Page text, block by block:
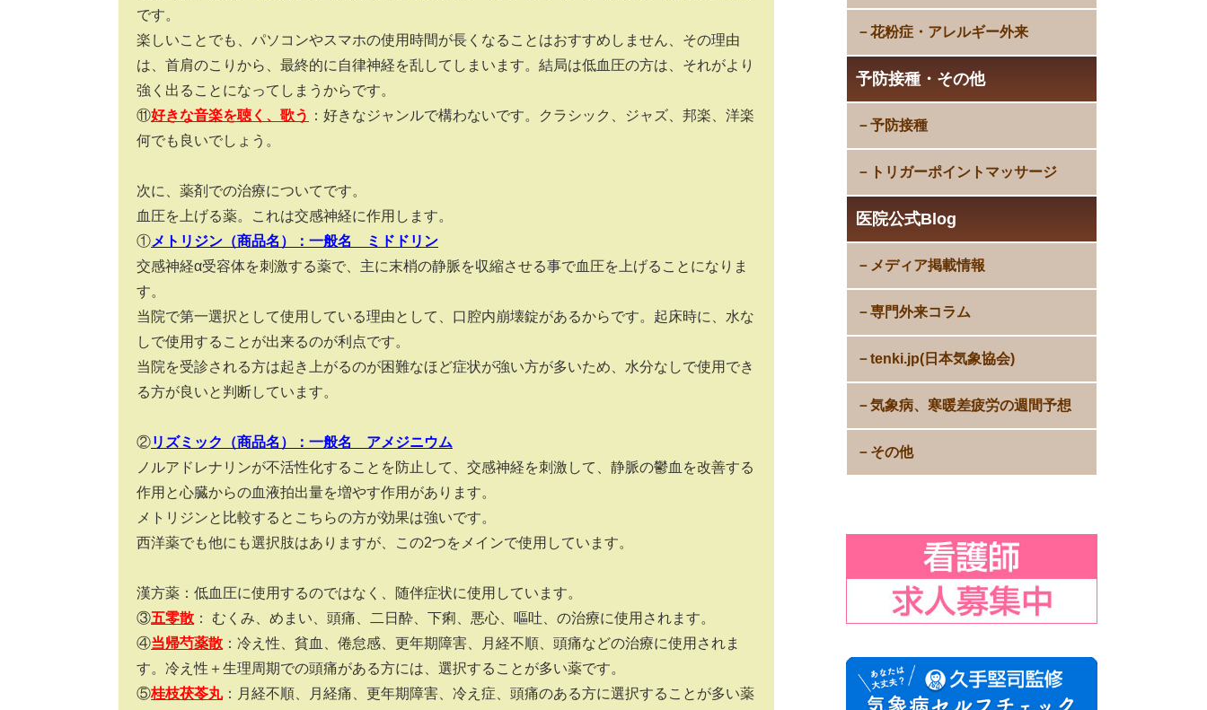
花粉症・アレルギー外来
予防接種・その他
予防接種
トリガーポイントマッサージ
医院公式Blog
メディア掲載情報
専門外来コラム
tenki.jp(日本気象協会)
気象病、寒暖差疲労の週間予想
その他
です。
楽しいことでも、パソコンやスマホの使用時間が長くなることはおすすめしません、その理由
は、首肩のこりから、最終的に自律神経を乱してしまいます。結局は低血圧の方は、それがより
強く出ることになってしまうからです。
⑪好きな音楽を聴く、歌う ：好きなジャンルで構わないです。クラシック、ジャズ、邦楽、洋楽
何でも良いでしょう。
次に、薬剤での治療についてです。
血圧を上げる薬。これは交感神経に作用します。
①メトリジン（商品名）：一般名 ミドドリン
交感神経α受容体を刺激する薬で、主に末梢の静脈を収縮させる事で血圧を上げることになりま
す。
当院で第一選択として使用している理由として、口腔内崩壊錠があるからです。起床時に、水な
しで使用することが出来るのが利点です。
当院を受診される方は起き上がるのが困難なほど症状が強い方が多いため、水分なしで使用でき
る方が良いと判断しています。
②リズミック（商品名）：一般名 アメジニウム
ノルアドレナリンが不活性化することを防止して、交感神経を刺激して、静脈の鬱血を改善する
作用と心臓からの血液拍出量を増やす作用があります。
メトリジンと比較するとこちらの方が効果は強いです。
西洋薬でも他にも選択肢はありますが、この2つをメインで使用しています。
漢方薬：低血圧に使用するのではなく、随伴症状に使用しています。
③五零散 ： むくみ、めまい、頭痛、二日酔、下痢、悪心、嘔吐、の治療に使用されます。
④当帰芍薬散 ：冷え性、貧血、倦怠感、更年期障害、月経不順、頭痛などの治療に使用されま
す。冷え性＋生理周期での頭痛がある方には、選択することが多い薬です。
⑤桂枝茯苓丸：月経不順、月経痛、更年期障害、冷え症、頭痛のある方に選択することが多い薬